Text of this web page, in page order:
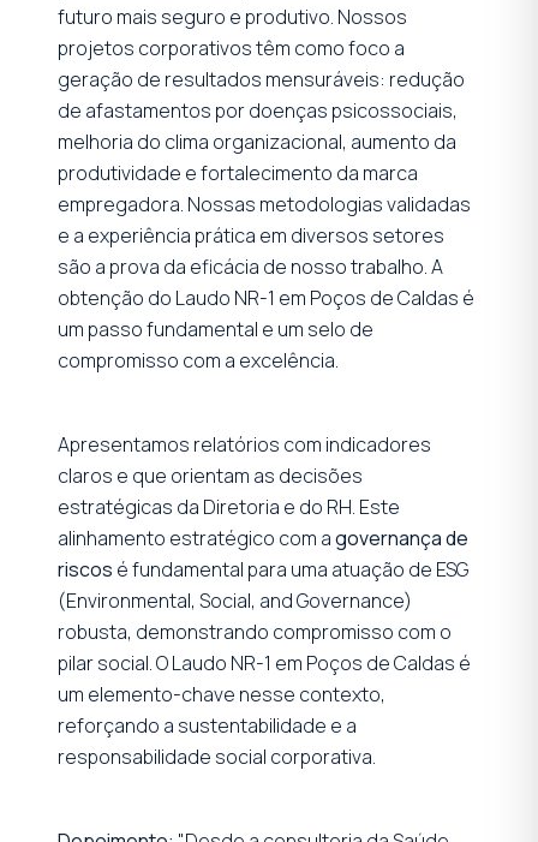
futuro mais seguro e produtivo. Nossos
projetos corporativos têm como foco a
geração de resultados mensuráveis: redução
de afastamentos por doenças psicossociais,
melhoria do clima organizacional, aumento da
produtividade e fortalecimento da marca
empregadora. Nossas metodologias validadas
e a experiência prática em diversos setores
são a prova da eficácia de nosso trabalho. A
obtenção do Laudo NR-1 em Poços de Caldas é
um passo fundamental e um selo de
compromisso com a excelência.
Apresentamos relatórios com indicadores
claros e que orientam as decisões
estratégicas da Diretoria e do RH. Este
alinhamento estratégico com agovernança de
riscos é fundamental para uma atuação de ESG
(Environmental, Social, and Governance)
robusta, demonstrando compromisso com o
pilar social. O Laudo NR-1 em Poços de Caldas é
um elemento-chave nesse contexto,
reforçando a sustentabilidade e a
responsabilidade social corporativa.